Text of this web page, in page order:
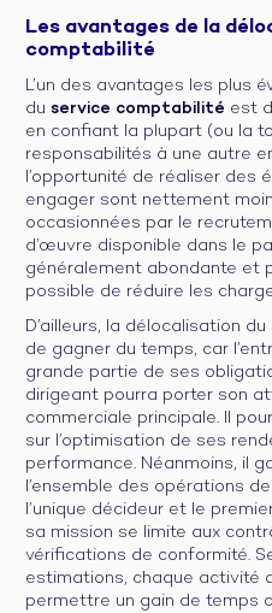
Les avantages de la
comptabilité
L’un des avantages les plus
du service comptabilité est
en confiant la plupart (ou la
responsabilités à une autre
l’opportunité de réaliser des
engager sont nettement
occasionnées par le
d’œuvre disponible dans le
généralement abondante et
possible de réduire les
D’ailleurs, la délocalisation
de gagner du temps, car
grande partie de ses
dirigeant pourra porter son
commerciale principale. Il
sur l’optimisation de ses
performance. Néanmoins, il
l’ensemble des opérations
l’unique décideur et le
sa mission se limite aux
vérifications de conformité.
estimations, chaque activité
permettre un gain de temps